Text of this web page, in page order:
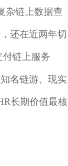
杂链上数据查
还在近两年切
链上服务
名链游、现实
长期价值最核